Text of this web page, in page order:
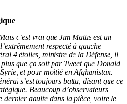
c’est vrai que Jim Mattis est un
respecté à gauche
4 étoiles, ministre de la Défense, il
que ça soit par Tweet que Donald
et pour moitié en Afghanistan.
s’est toujours battu, disant que ce
Beaucoup d’observateurs
dernier adulte dans la pièce, voire le